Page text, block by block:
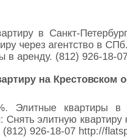
в Санкт-
через агентство в
в аренду. (812) 926-18-
на Крестовском
Элитные квартиры в
Снять элитную квартиру
(812) 926-18-07 http://